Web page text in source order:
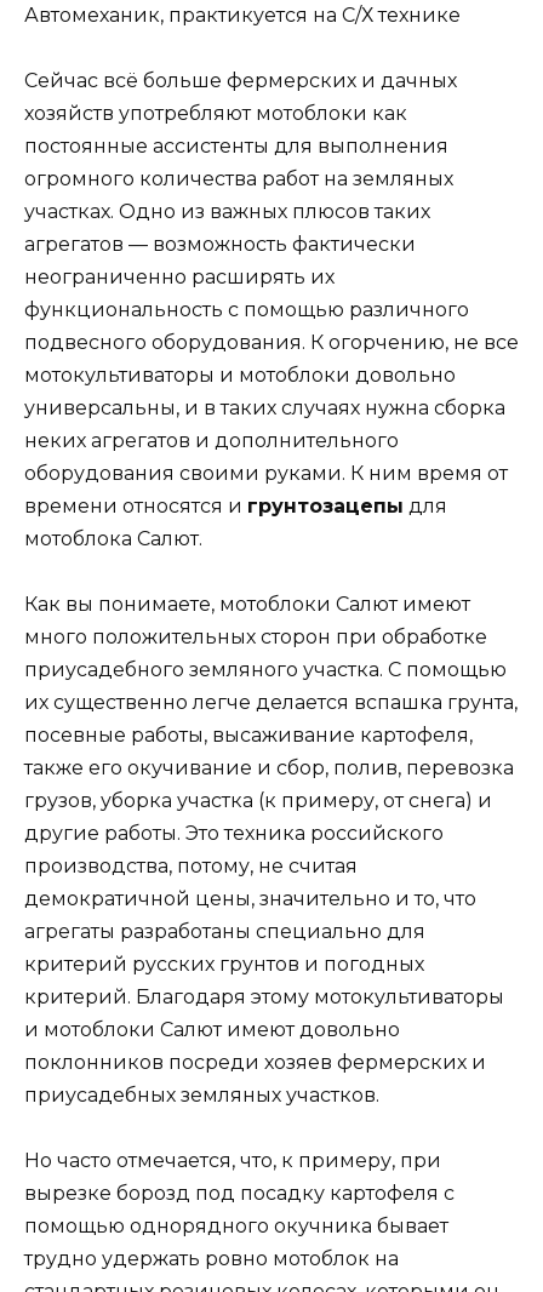
Автомеханик, практикуется на С/Х технике
Сейчас всё больше фермерских и дачных
хозяйств употребляют мотоблоки как
постоянные ассистенты для выполнения
огромного количества работ на земляных
участках. Одно из важных плюсов таких
агрегатов — возможность фактически
неограниченно расширять их
функциональность с помощью различного
подвесного оборудования. К огорчению, не все
мотокультиваторы и мотоблоки довольно
универсальны, и в таких случаях нужна сборка
неких агрегатов и дополнительного
оборудования своими руками. К ним время от
времени относятся и грунтозацепы для
мотоблока Салют.
Как вы понимаете, мотоблоки Салют имеют
много положительных сторон при обработке
приусадебного земляного участка. С помощью
их существенно легче делается вспашка грунта,
посевные работы, высаживание картофеля,
также его окучивание и сбор, полив, перевозка
грузов, уборка участка (к примеру, от снега) и
другие работы. Это техника российского
производства, потому, не считая
демократичной цены, значительно и то, что
агрегаты разработаны специально для
критерий русских грунтов и погодных
критерий. Благодаря этому мотокультиваторы
и мотоблоки Салют имеют довольно
поклонников посреди хозяев фермерских и
приусадебных земляных участков.
Но часто отмечается, что, к примеру, при
вырезке борозд под посадку картофеля с
помощью однорядного окучника бывает
трудно удержать ровно мотоблок на